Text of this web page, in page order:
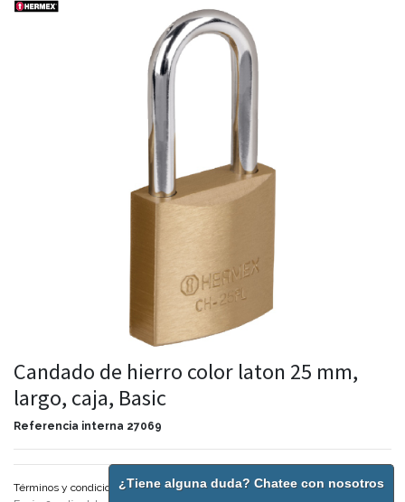
Candado de hierro color laton 25 mm,
largo, caja, Basic
Referencia interna 27069
Términos y condiciones¿Tiene alguna duda? Chatee con nosotros